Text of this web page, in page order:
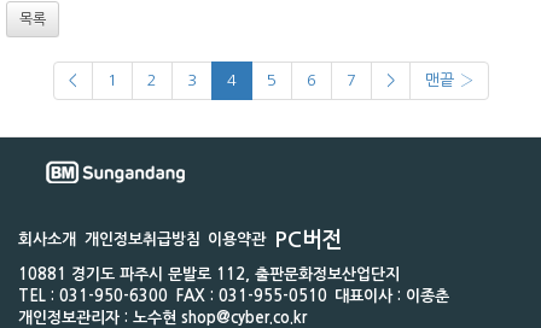
목록
< 1 2 3 4 5 6 7 > 맨끝 ›
회사소개 개인정보취급방침 이용약관 PC버전
10881 경기도 파주시 문발로 112, 출판문화정보산업단지
TEL : 031-950-6300
FAX : 031-955-0510
대표이사 : 이종춘
개인정보관리자 : 노수현 shop@cyber.co.kr